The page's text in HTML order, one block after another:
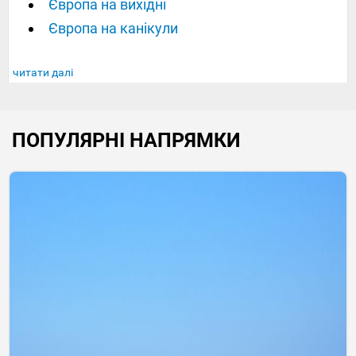
Європа на вихідні
Європа на канікули
читати далі
ПОПУЛЯРНІ НАПРЯМКИ